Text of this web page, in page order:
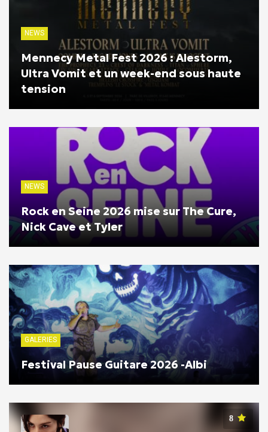
NEWS
Mennecy Metal Fest 2026 : Alestorm,
Ultra Vomit et un week-end sous haute
tension
NEWS
Rock en Seine 2026 mise sur The Cure,
Nick Cave et Tyler
GALERIES
Festival Pause Guitare 2026 -Albi
8